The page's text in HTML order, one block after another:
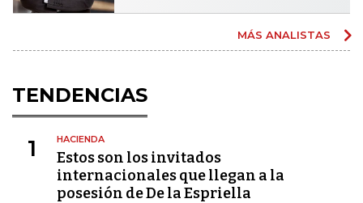
MÁS ANALISTAS
TENDENCIAS
1 HACIENDA
Estos son los invitados
internacionales que llegan a la
posesión de De la Espriella